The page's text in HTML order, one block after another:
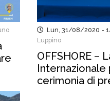
Lun, 31/08/2020 -
Luppino
OFFSHORE –
Internazionale
cerimonia di